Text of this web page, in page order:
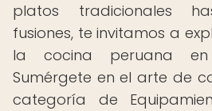
platos tradicionales
fusiones, te invitamos a
la cocina peruana
Sumérgete en el arte de
categoría de